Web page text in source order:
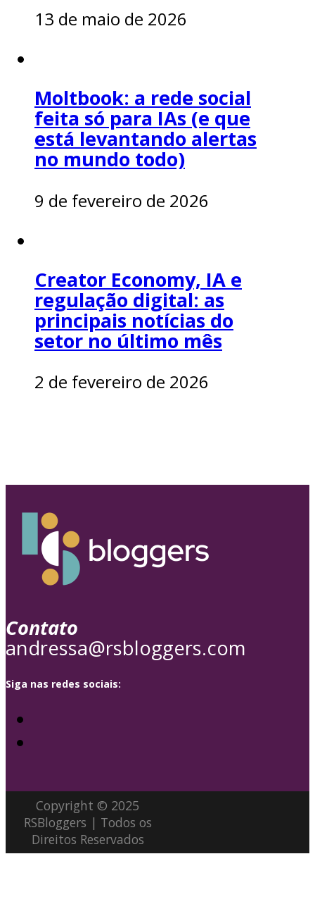
13 de maio de 2026
Moltbook: a rede social
feita só para IAs (e que
está levantando alertas
no mundo todo)
9 de fevereiro de 2026
Creator Economy, IA e
regulação digital: as
principais notícias do
setor no último mês
2 de fevereiro de 2026
Contato
andressa@rsbloggers.com
Siga nas redes sociais:
Copyright © 2025
RSBloggers | Todos os
Direitos Reservados